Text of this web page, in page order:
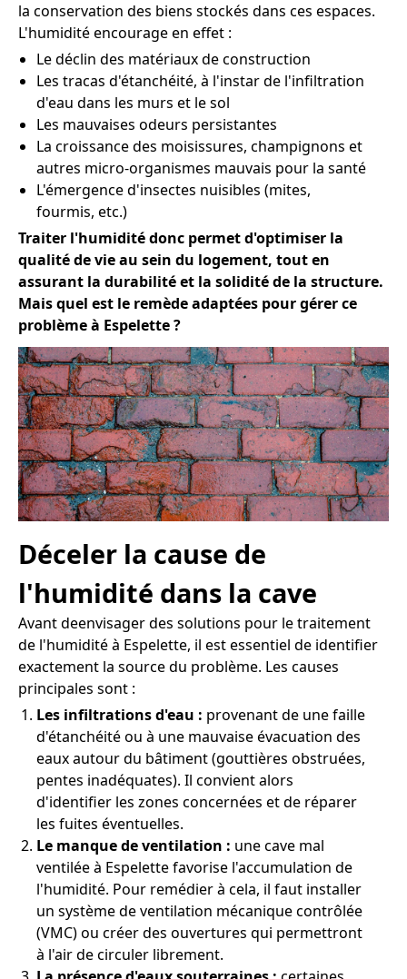
la conservation des biens stockés dans ces espaces.
L'humidité encourage en effet :
Le déclin des matériaux de construction
Les tracas d'étanchéité, à l'instar de l'infiltration
d'eau dans les murs et le sol
Les mauvaises odeurs persistantes
La croissance des moisissures, champignons et
autres micro-organismes mauvais pour la santé
L'émergence d'insectes nuisibles (mites,
fourmis, etc.)
Traiter l'humidité donc permet d'optimiser la
qualité de vie au sein du logement, tout en
assurant la durabilité et la solidité de la structure.
Mais quel est le remède adaptées pour gérer ce
problème à Espelette ?
Déceler la cause de
l'humidité dans la cave
Avant deenvisager des solutions pour le traitement
de l'humidité à Espelette, il est essentiel de identifier
exactement la source du problème. Les causes
principales sont :
Les infiltrations d'eau : provenant de une faille
d'étanchéité ou à une mauvaise évacuation des
eaux autour du bâtiment (gouttières obstruées,
pentes inadéquates). Il convient alors
d'identifier les zones concernées et de réparer
les fuites éventuelles.
Le manque de ventilation : une cave mal
ventilée à Espelette favorise l'accumulation de
l'humidité. Pour remédier à cela, il faut installer
un système de ventilation mécanique contrôlée
(VMC) ou créer des ouvertures qui permettront
à l'air de circuler librement.